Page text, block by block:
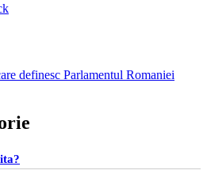
definesc Parlamentul Romaniei